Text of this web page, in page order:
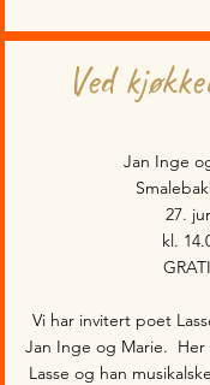
Ved
Jan Inge
27.
kl.
Vi har invitert poet
Jan Inge og Marie.
Lasse og han